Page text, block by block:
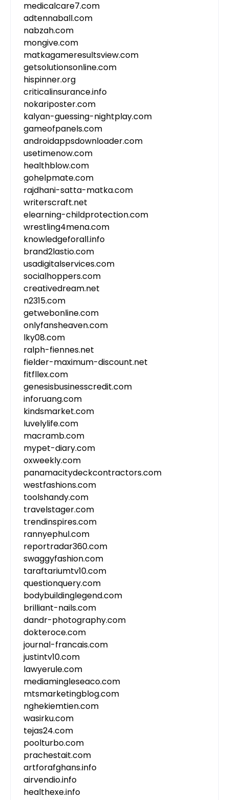
medicalcare7.com
adtennaball.com
nabzah.com
mongive.com
matkagameresultsview.com
getsolutionsonline.com
hispinner.org
criticalinsurance.info
nokariposter.com
kalyan-guessing-nightplay.com
gameofpanels.com
androidappsdownloader.com
usetimenow.com
healthblow.com
gohelpmate.com
rajdhani-satta-matka.com
writerscraft.net
elearning-childprotection.com
wrestling4mena.com
knowledgeforall.info
brand2lastio.com
usadigitalservices.com
socialhoppers.com
creativedream.net
n2315.com
getwebonline.com
onlyfansheaven.com
lky08.com
ralph-fiennes.net
fielder-maximum-discount.net
fitfllex.com
genesisbusinesscredit.com
inforuang.com
kindsmarket.com
luvelylife.com
macramb.com
mypet-diary.com
oxweekly.com
panamacitydeckcontractors.com
westfashions.com
toolshandy.com
travelstager.com
trendinspires.com
rannyephul.com
reportradar360.com
swaggyfashion.com
taraftariumtv10.com
questionquery.com
bodybuildinglegend.com
brilliant-nails.com
dandr-photography.com
dokteroce.com
journal-francais.com
justintv10.com
lawyerule.com
mediamingleseaco.com
mtsmarketingblog.com
nghekiemtien.com
wasirku.com
tejas24.com
poolturbo.com
prachestait.com
artforafghans.info
airvendio.info
healthexe.info